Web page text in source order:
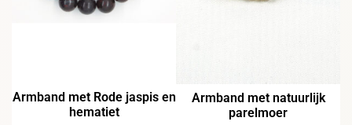
Armband met Rode jaspis en
hematiet
Armband met natuurlijk
parelmoer